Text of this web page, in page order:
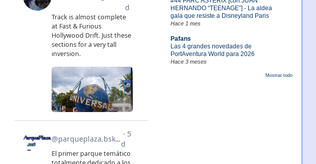
HERNANDO “TEENAGE”] - La aldea
gala que resiste a Disneyland Paris
Hace 1 mes
Pafans
Las 4 grandes novedades de
PortAventura World para 2026
Hace 3 meses
Mostrar todo